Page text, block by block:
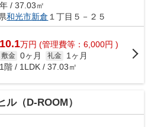
/ 37.03㎡
和光市新倉 １丁目５－２５
10.1万円 (管理費等：6,000円 )
敷金 0ヶ月 礼金
1ヶ月
1階 / 1LDK / 37.03㎡
ル（D-ROOM）